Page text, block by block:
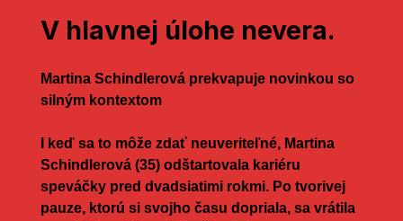
V hlavnej úlohe nevera.
Martina Schindlerová prekvapuje novinkou so
silným kontextom
I keď sa to môže zdať neuveriteľné, Martina
Schindlerová (35) odštartovala kariéru
speváčky pred dvadsiatimi rokmi. Po tvorivej
pauze, ktorú si svojho času dopriala, sa vrátila